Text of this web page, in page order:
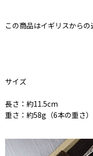
この商品はイギリスからの
サイズ
長さ：約11.5cm
重さ：約58g（6本の重さ）